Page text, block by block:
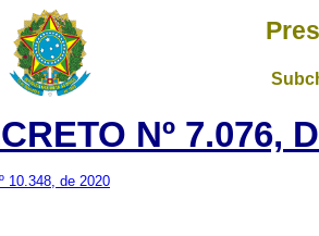
Nº 7.076,
10.348, de 2020